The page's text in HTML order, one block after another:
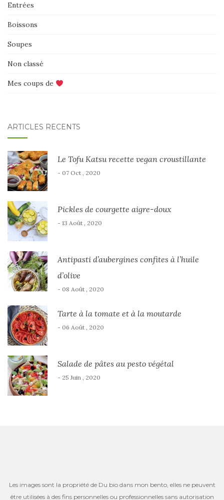
Entrées
Boissons
Soupes
Non classé
Mes coups de
ARTICLES RÉCENTS
Le Tofu Katsu recette vegan croustillante
- 07 Oct , 2020
Pickles de courgette aigre-doux
- 13 Août , 2020
Antipasti d’aubergines confites à l’huile
d’olive
- 08 Août , 2020
Tarte à la tomate et à la moutarde
- 06 Août , 2020
Salade de pâtes au pesto végétal
- 25 Juin , 2020
Les images sont la propriété de Du bio dans mon bento, elles ne peuvent
être utilisées à des fins personnelles ou professionnelles sans autorisation